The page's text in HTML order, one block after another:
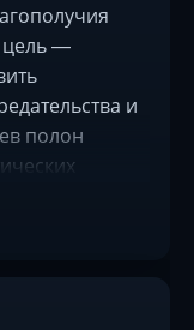
цель —
и
полон
экипажу.
боёв,
обман.